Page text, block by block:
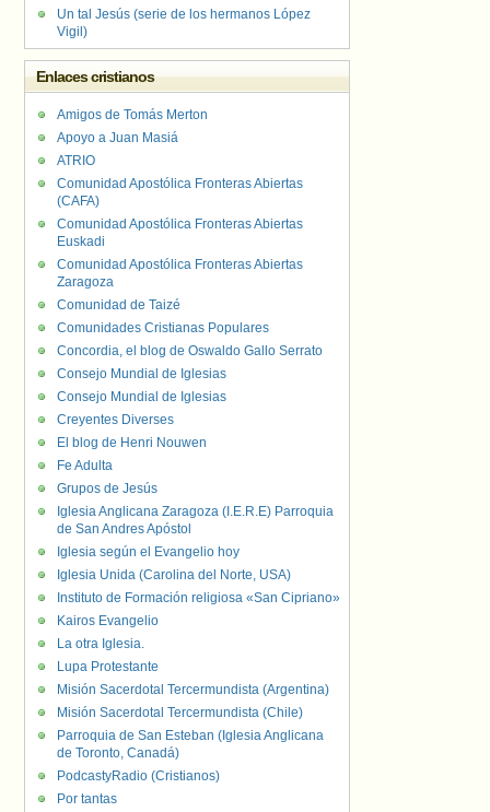
Un tal Jesús (serie de los hermanos López
Vigil)
Enlaces cristianos
Amigos de Tomás Merton
Apoyo a Juan Masiá
ATRIO
Comunidad Apostólica Fronteras Abiertas
(CAFA)
Comunidad Apostólica Fronteras Abiertas
Euskadi
Comunidad Apostólica Fronteras Abiertas
Zaragoza
Comunidad de Taizé
Comunidades Cristianas Populares
Concordia, el blog de Oswaldo Gallo Serrato
Consejo Mundial de Iglesias
Consejo Mundial de Iglesias
Creyentes Diverses
El blog de Henri Nouwen
Fe Adulta
Grupos de Jesús
Iglesia Anglicana Zaragoza (I.E.R.E) Parroquia
de San Andres Apóstol
Iglesia según el Evangelio hoy
Iglesia Unida (Carolina del Norte, USA)
Instituto de Formación religiosa «San Cipriano»
Kairos Evangelio
La otra Iglesia.
Lupa Protestante
Misión Sacerdotal Tercermundista (Argentina)
Misión Sacerdotal Tercermundista (Chile)
Parroquia de San Esteban (Iglesia Anglicana
de Toronto, Canadá)
PodcastyRadio (Cristianos)
Por tantas